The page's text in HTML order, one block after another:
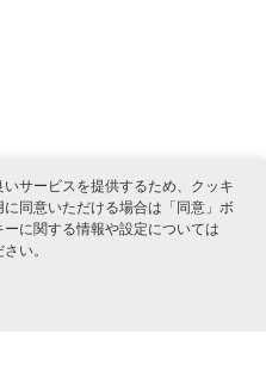
ビス
サービスを提供するため、クッキ
同意いただける場合は「同意」ボ
に関する情報や設定については
い。